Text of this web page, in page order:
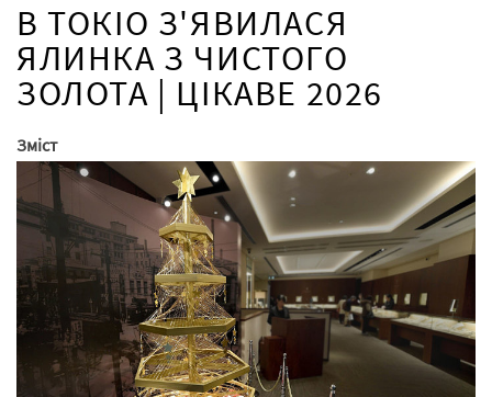
В ТОКІО З'ЯВИЛАСЯ
ЯЛИНКА З ЧИСТОГО
ЗОЛОТА | ЦІКАВЕ 2026
Зміст